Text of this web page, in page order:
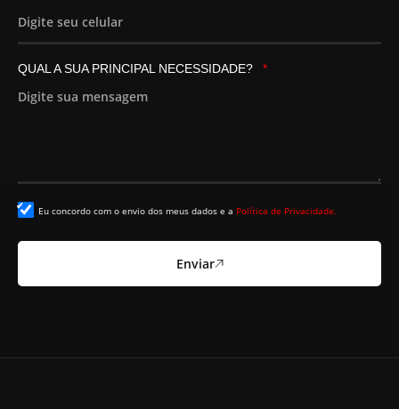
QUAL A SUA PRINCIPAL NECESSIDADE?
Eu concordo com o envio dos meus dados e a Política de Privacidade.
Enviar